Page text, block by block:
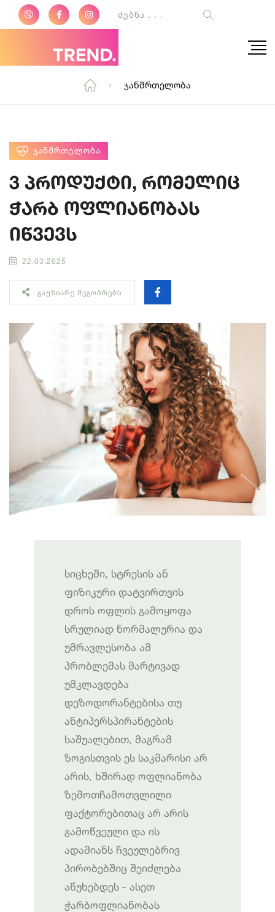
Ჯანმრთელობა
ᲯᲐᲜᲛᲠᲗᲔᲚᲝᲑᲐ
3 პროდუქტი, რომელიც
ჭარბ ოფლიანობას
იწვევს
22.03.2025
ᲒᲐᲣᲖᲘᲐᲠᲔ ᲛᲔᲒᲝᲑᲠᲔᲑᲡ
სიცხეში, სტრესის ან
ფიზიკური დატვირთვის
დროს ოფლის გამოყოფა
სრულიად ნორმალურია და
უმრავლესობა ამ
პრობლემას მარტივად
უმკლავდება
დეზოდორანტებისა თუ
ანტიპერსპირანტების
საშუალებით, მაგრამ
ზოგისთვის ეს საკმარისი არ
არის, ხშირად ოფლიანობა
ზემოთჩამოთვლილი
ფაქტორებითაც არ არის
გამოწვეული და ის
ადამიანს ჩვეულებრივ
პირობებშიც შეიძლება
აწუხებდეს - ასეთ
ჭარბოფლიანობას